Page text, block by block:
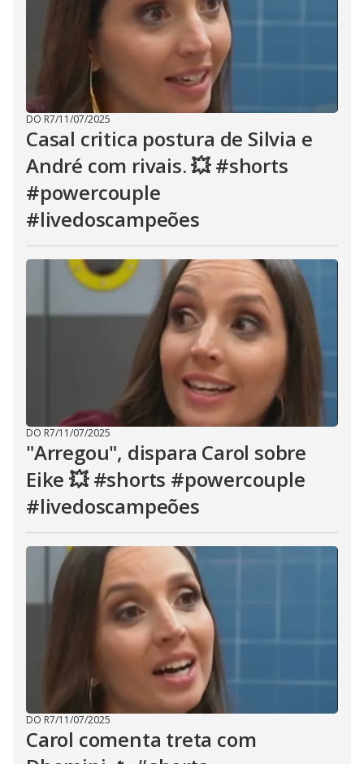
DO R7/11/07/2025
Casal critica postura de Silvia e
André com rivais. 💥 #shorts
#powercouple
#livedoscampeões
DO R7/11/07/2025
"Arregou", dispara Carol sobre
Eike 💥 #shorts #powercouple
#livedoscampeões
DO R7/11/07/2025
Carol comenta treta com